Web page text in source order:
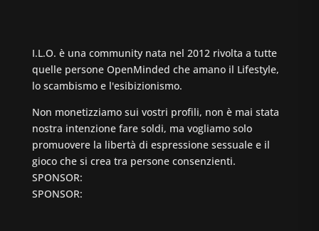
I.L.O. è una community nata nel 2012 rivolta a tutte
quelle persone OpenMinded che amano il Lifestyle,
lo scambismo e l'esibizionismo.
Non monetizziamo sui vostri profili, non è mai stata
nostra intenzione fare soldi, ma vogliamo solo
promuovere la libertà di espressione sessuale e il
gioco che si crea tra persone consenzienti.
SPONSOR:
SPONSOR: